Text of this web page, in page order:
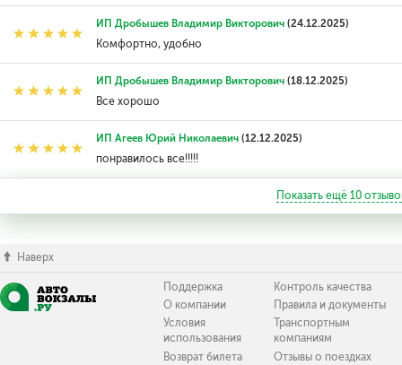
ИП Дробышев Владимир Викторович(24.12.2025)
Комфортно, удобно
ИП Дробышев Владимир Викторович(18.12.2025)
Все хорошо
ИП Агеев Юрий Николаевич(12.12.2025)
понравилось все!!!!!
Показать ещё 10
Наверх
Поддержка
О компании
Условия
использования
Возврат билета
Контроль качества
Правила и документы
Транспортным
компаниям
Отзывы о поездках